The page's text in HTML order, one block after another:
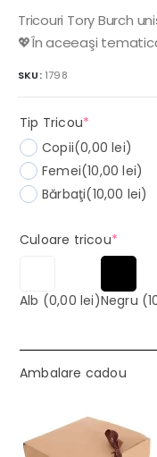
Tricouri Tory Burch
💖În aceeaşi
SKU: 1798
Tip Tricou*
Copii(0,00 lei)
Femei(10,00 lei)
Bărbaţi(10,00 lei)
Culoare tricou*
Alb (0,00 lei)Negru
Ambalare cadou